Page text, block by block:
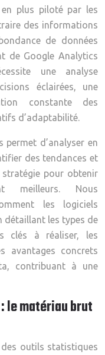
plus piloté par les
des informations
de données
de Google Analytics
une analyse
éclairées, une
constante des
d’adaptabilité.
d’analyser en
des tendances et
pour obtenir
meilleurs. Nous
les logiciels
détaillant les types de
clés à réaliser, les
avantages concrets
contribuant à une
le matériau brut
outils statistiques